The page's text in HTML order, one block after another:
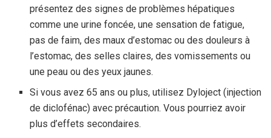
présentez des signes de problèmes hépatiques
comme une urine foncée, une sensation de fatigue,
pas de faim, des maux d’estomac ou des douleurs à
l’estomac, des selles claires, des vomissements ou
une peau ou des yeux jaunes.
Si vous avez 65 ans ou plus, utilisez Dyloject (injection
de diclofénac) avec précaution. Vous pourriez avoir
plus d’effets secondaires.